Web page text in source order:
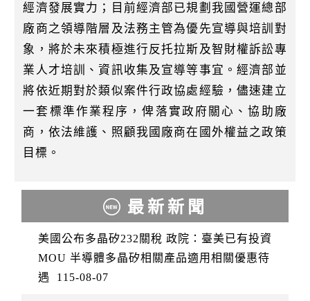
經濟發展實力；目前經濟部已規劃我國營運總部
廠商之領導階層及法務主管為優先宣導與培訓對
象，將於未來積極進行反托拉斯及智財權訴訟專
業人才培訓、資訊收集及宣導等事宜。經濟部並
將依近期對於類似案件行政協處經驗，儘速建立
一套標準作業程序，俾落實政府關心、協助廠
商，依法維護、照顧我國廠商在國外權益之政策
目標。
最新新聞
美國公布多晶矽232關稅 政院：臺美已有投資
MOU 半導體多晶矽相關產品適用相關優惠待
遇
115-08-07